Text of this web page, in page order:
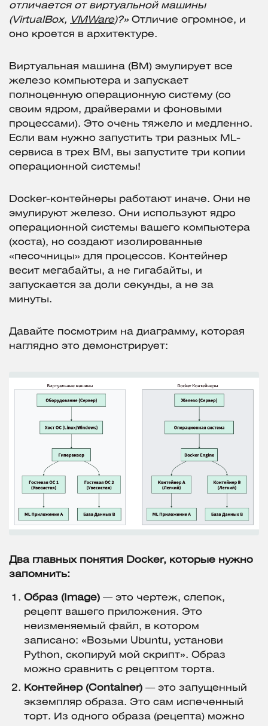
отличается от виртуальной машины
(VirtualBox, VMWare)?» Отличие огромное, и
оно кроется в архитектуре.
Виртуальная машина (ВМ) эмулирует все
железо компьютера и запускает
полноценную операционную систему (со
своим ядром, драйверами и фоновыми
процессами). Это очень тяжело и медленно.
Если вам нужно запустить три разных ML-
сервиса в трех ВМ, вы запустите три копии
операционной системы!
Docker-контейнеры работают иначе. Они не
эмулируют железо. Они используют ядро
операционной системы вашего компьютера
(хоста), но создают изолированные
«песочницы» для процессов. Контейнер
весит мегабайты, а не гигабайты, и
запускается за доли секунды, а не за
минуты.
Давайте посмотрим на диаграмму, которая
наглядно это демонстрирует:
Два главных понятия Docker, которые нужно
запомнить:
Образ (Image) — это чертеж, слепок,
рецепт вашего приложения. Это
неизменяемый файл, в котором
записано: «Возьми Ubuntu, установи
Python, скопируй мой скрипт». Образ
можно сравнить с рецептом торта.
Контейнер (Container) — это запущенный
экземпляр образа. Это сам испеченный
торт. Из одного образа (рецепта) можно